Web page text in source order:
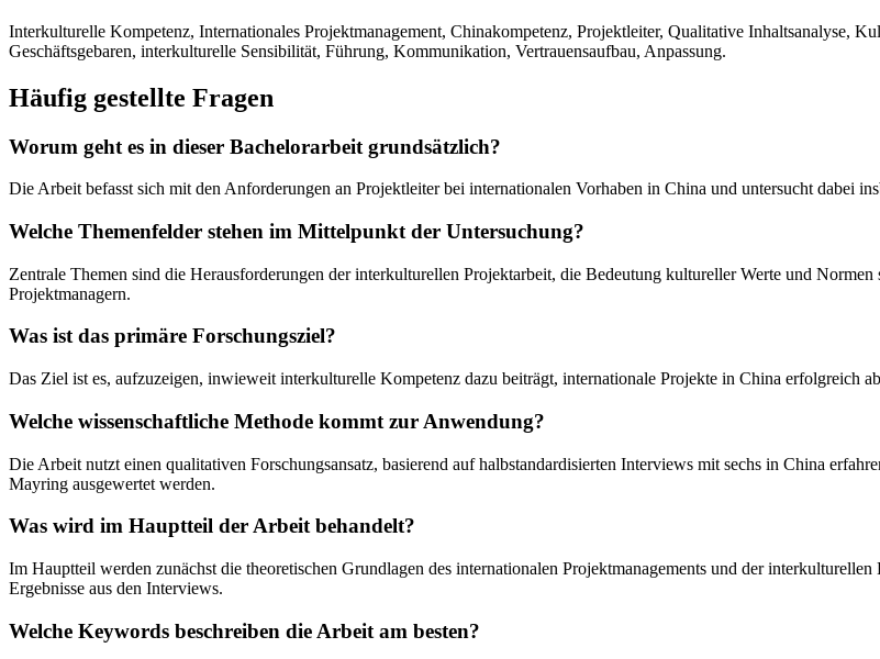
Interkulturelle Kompetenz, Internationales Projektmanagement, Chinakompetenz, Projektleiter, Qualitative Inhaltsanalyse,
Geschäftsgebaren, interkulturelle Sensibilität, Führung, Kommunikation, Vertrauensaufbau, Anpassung.
Häufig gestellte Fragen
Worum geht es in dieser Bachelorarbeit grundsätzlich?
Die Arbeit befasst sich mit den Anforderungen an Projektleiter bei internationalen Vorhaben in China und untersucht dabei
Welche Themenfelder stehen im Mittelpunkt der Untersuchung?
Zentrale Themen sind die Herausforderungen der interkulturellen Projektarbeit, die Bedeutung kultureller Werte und
Projektmanagern.
Was ist das primäre Forschungsziel?
Das Ziel ist es, aufzuzeigen, inwieweit interkulturelle Kompetenz dazu beiträgt, internationale Projekte in China erfolgreich
Welche wissenschaftliche Methode kommt zur Anwendung?
Die Arbeit nutzt einen qualitativen Forschungsansatz, basierend auf halbstandardisierten Interviews mit sechs in China
Mayring ausgewertet werden.
Was wird im Hauptteil der Arbeit behandelt?
Im Hauptteil werden zunächst die theoretischen Grundlagen des internationalen Projektmanagements und der
Ergebnisse aus den Interviews.
Welche Keywords beschreiben die Arbeit am besten?